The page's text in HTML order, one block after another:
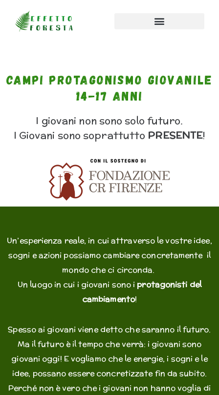
Campi Protagonismo Giovanile
14-17 anni
I giovani non sono solo futuro.
I Giovani sono soprattutto PRESENTE!
Un’esperienza reale, in cui attraverso le vostre idee,
sogni e azioni possiamo cambiare concretamente il
mondo che ci circonda.
Un luogo in cui i giovani sono i protagonisti del
cambiamento!
Spesso ai giovani viene detto che saranno il futuro.
Ma il futuro è il tempo che verrà: i giovani sono
giovani oggi! E vogliamo che le energie, i sogni e le
idee, possano essere concretizzate fin da subito.
Perché non è vero che i giovani non hanno voglia di